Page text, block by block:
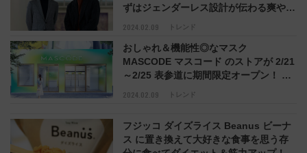
2024.02.09 トレンド
ずはジェンダーレス設計が伝わる爽やか
2024.02.09 トレンド
おしゃれ＆機能性◎なマスク
MASCODE マスコード のストアが 2/21
～2/25 表参道に期間限定オープン！ お
フジッコ ダイズライス Beanus ビーナ
ス に置き換えて大好きな食事を思う存